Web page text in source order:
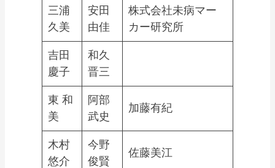
三浦
久美
安田
由佳
株式会社未病マー
カー研究所
吉田
慶子
和久
晋三
東 和
美
阿部
武史
加藤有紀
木村
悠介
今野
俊賢
佐藤美江